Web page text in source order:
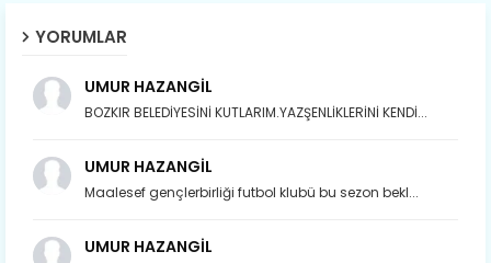
YORUMLAR
UMUR HAZANGİL
BOZKIR BELEDİYESİNİ KUTLARIM.YAZŞENLİKLERİNİ KENDİ...
UMUR HAZANGİL
Maalesef gençlerbirliği futbol klubü bu sezon bekl...
UMUR HAZANGİL